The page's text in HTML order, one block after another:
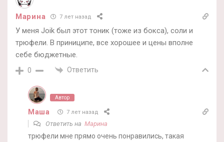
Марина 7 лет назад
У меня Joik был этот тоник (тоже из бокса), соли и
трюфели. В приниципе, все хорошее и цены вполне
себе бюджетные.
0 Ответить
Автор
Маша 7 лет назад
Ответить на Марина
трюфели мне прямо очень понравились, такая